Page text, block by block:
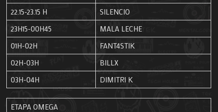
22.15-23.15 H
SILENCIO
23H15-00H45
MALA LECHE
01H-02H
FANT4STIK
02H-03H
BILLX
03H-04H
DIMITRI K
ETAPA OMEGA